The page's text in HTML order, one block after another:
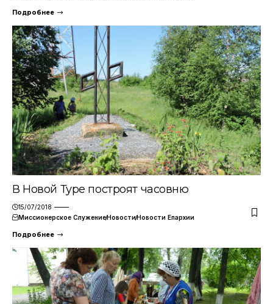
Подробнее
В Новой Туре построят часовню
15/07/2018
Миссионерское СлужениеНовостиНовости Епархии
Подробнее